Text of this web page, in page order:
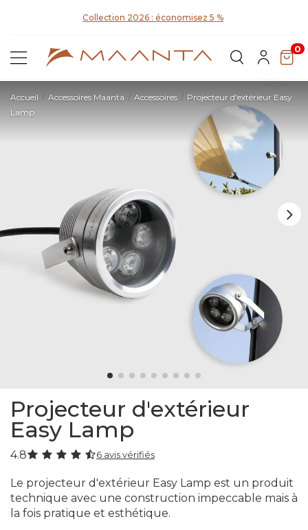
Collection 2026 : économisez 5 %
0
Accueil Accessoires Maanta Accessoires
Projecteur d'extérieur Easy
Lamp
Projecteur d'extérieur
Easy Lamp
4.8 6 avis vérifiés
Le projecteur d'extérieur Easy Lamp est un produit
technique avec une construction impeccable mais à
la fois pratique et esthétique.